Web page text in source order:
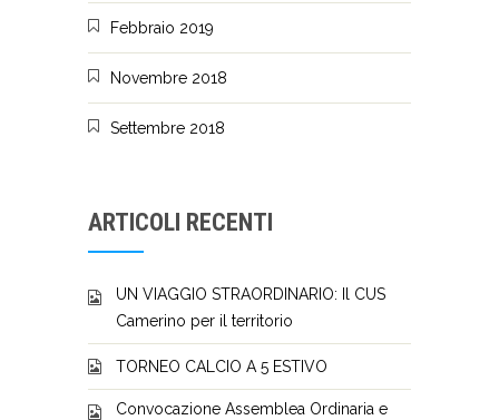
Febbraio 2019
Novembre 2018
Settembre 2018
ARTICOLI RECENTI
UN VIAGGIO STRAORDINARIO: Il CUS
Camerino per il territorio
TORNEO CALCIO A 5 ESTIVO
Convocazione Assemblea Ordinaria e